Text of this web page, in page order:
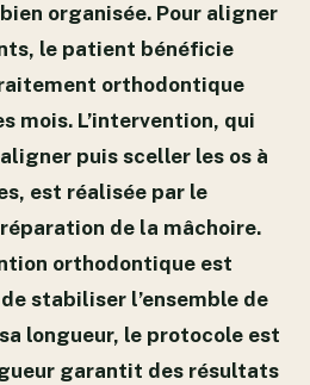
organisée. Pour aligner
le patient bénéficie
orthodontique
mois. L’intervention, qui
puis sceller les os à
est réalisée par le
de la mâchoire.
orthodontique est
stabiliser l’ensemble de
longueur, le protocole est
garantit des résultats